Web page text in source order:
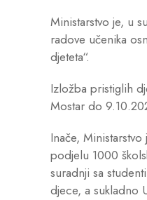
Ministarstvo je, u
radove učenika
djeteta“.
Izložba pristiglih
Mostar do
Inače,
podjelu 1000
suradnji sa
djece, a sukladno